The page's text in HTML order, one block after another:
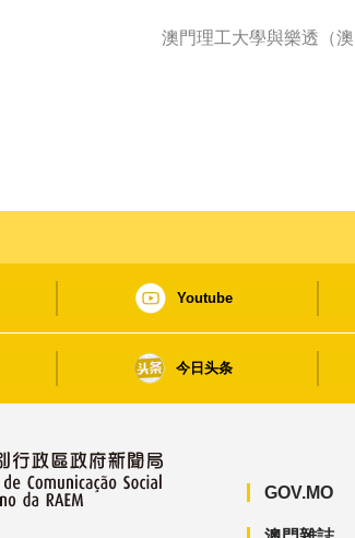
澳門理工大學與樂透（
Youtube
今日头条
GOV.MO